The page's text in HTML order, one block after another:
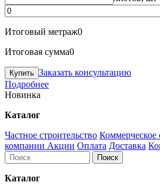
Итоговый метраж0
Итоговая сумма0
Заказать консультацию
Подробнее
Новинка
Каталог
Частное строительство Коммерческое
компании Акции Оплата Доставка
Каталог